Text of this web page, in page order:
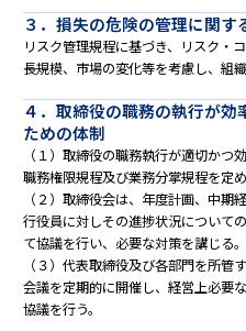
３．損失の危険の管理に関す
リスク管理規程に基づき、リスク・
長規模、市場の変化等を考慮し、組
４．取締役の職務の執行が効
ための体制
（１）取締役の職務執行が適切かつ
職務権限規程及び業務分掌規程を定
（２）取締役会は、年度計画、中
行役員に対しその進捗状況について
て協議を行い、必要な対策を講じる。
（３）代表取締役及び各部門を所管
会議を定期的に開催し、経営上必要
協議を行う。